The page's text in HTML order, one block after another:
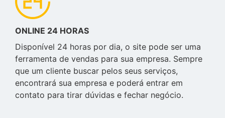
ONLINE 24 HORAS
Disponível 24 horas por dia, o site pode ser uma
ferramenta de vendas para sua empresa. Sempre
que um cliente buscar pelos seus serviços,
encontrará sua empresa e poderá entrar em
contato para tirar dúvidas e fechar negócio.